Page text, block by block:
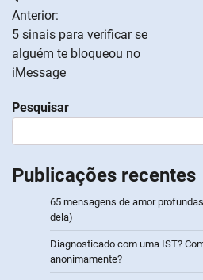
de
artigos
Anterior:
5 sinais para verificar se
alguém te bloqueou no
iMessage
Pesquisar
Publicações recentes
65 mensagens de amor
dela)
Diagnosticado com uma IST?
anonimamente?